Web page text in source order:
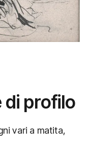
di profilo
vari a matita,